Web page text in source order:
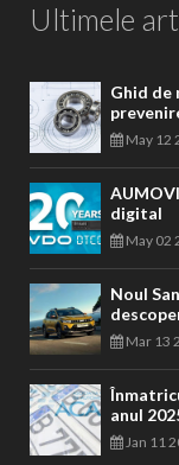
Ultimele
Ghid de
May 12
digital
May 02
Noul
Mar 13
anul
Jan 11